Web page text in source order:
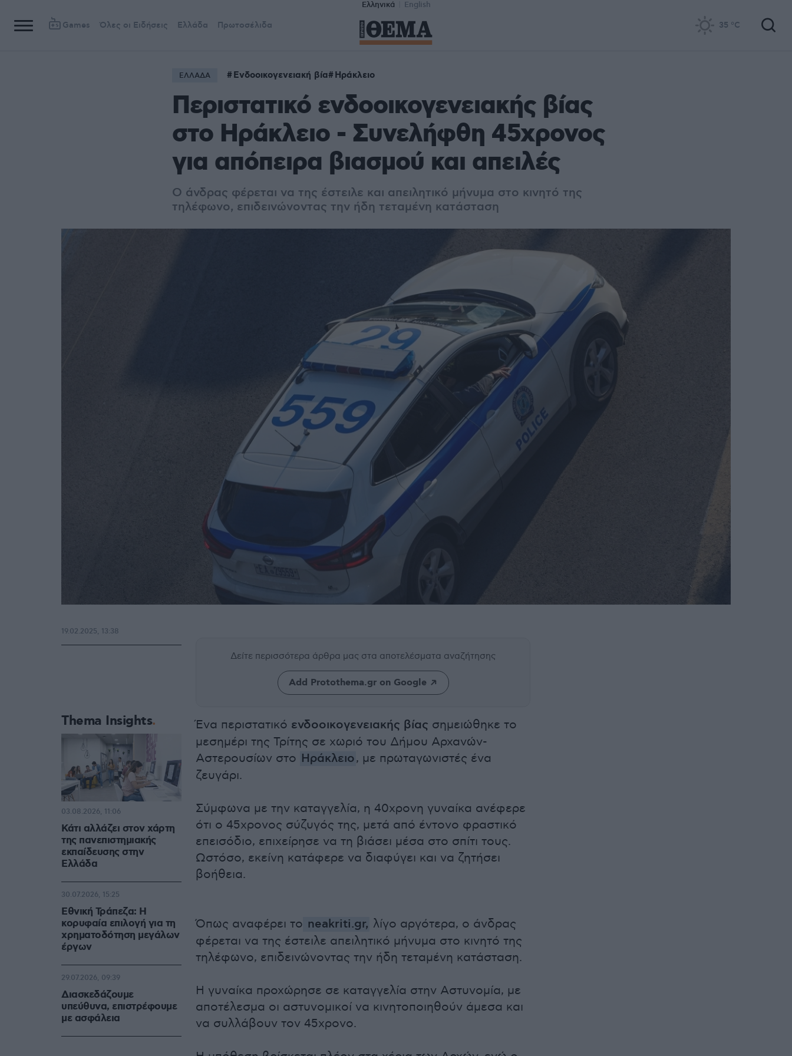
Ελληνικά English
Games Όλες οι Ειδήσεις Ελλάδα Πρωτοσέλιδα 35 °C
ΕΛΛΑΔΑ Ενδοοικογενειακή βία Ηράκλειο
Περιστατικό ενδοοικογενειακής βίας
στο Ηράκλειο - Συνελήφθη 45χρονος
για απόπειρα βιασμού και απειλές
Ο άνδρας φέρεται να της έστειλε και απειλητικό μήνυμα στο κινητό της
τηλέφωνο, επιδεινώνοντας την ήδη τεταμένη κατάσταση
Δείτε περισσότερα άρθρα μας στα αποτελέσματα αναζήτησης
Add Protothema.gr on Google
Ένα περιστατικό ενδοοικογενειακής βίας σημειώθηκε το
μεσημέρι της Τρίτης σε χωριό του Δήμου Αρχανών-
Αστερουσίων στο Ηράκλειο, με πρωταγωνιστές ένα
ζευγάρι.
Σύμφωνα με την καταγγελία, η 40χρονη γυναίκα ανέφερε
ότι ο 45χρονος σύζυγός της, μετά από έντονο φραστικό
επεισόδιο, επιχείρησε να τη βιάσει μέσα στο σπίτι τους.
Ωστόσο, εκείνη κατάφερε να διαφύγει και να ζητήσει
βοήθεια.
Όπως αναφέρει το neakriti.gr, λίγο αργότερα, ο άνδρας
φέρεται να της έστειλε απειλητικό μήνυμα στο κινητό της
τηλέφωνο, επιδεινώνοντας την ήδη τεταμένη κατάσταση.
Η γυναίκα προχώρησε σε καταγγελία στην Αστυνομία, με
αποτέλεσμα οι αστυνομικοί να κινητοποιηθούν άμεσα και
να συλλάβουν τον 45χρονο.
19.02.2025, 13:38
Thema Insights
Κάτι αλλάζει στον χάρτη
της πανεπιστημιακής
εκπαίδευσης στην
Ελλάδα
03.08.2026, 11:06
Εθνική Τράπεζα: Η
κορυφαία επιλογή για τη
χρηματοδότηση μεγάλων
έργων
30.07.2026, 15:25
Διασκεδάζουμε
υπεύθυνα, επιστρέφουμε
με ασφάλεια
29.07.2026, 09:39